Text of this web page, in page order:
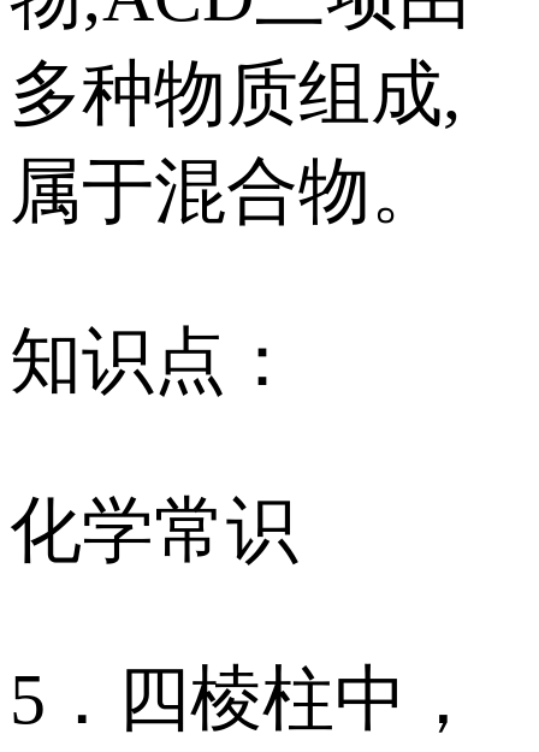
多种物质组成,
属于混合物。
知识点：
化学常识
5．四棱柱中，